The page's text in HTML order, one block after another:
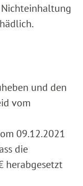
und den
vom
09.12.2021
die
herabgesetzt